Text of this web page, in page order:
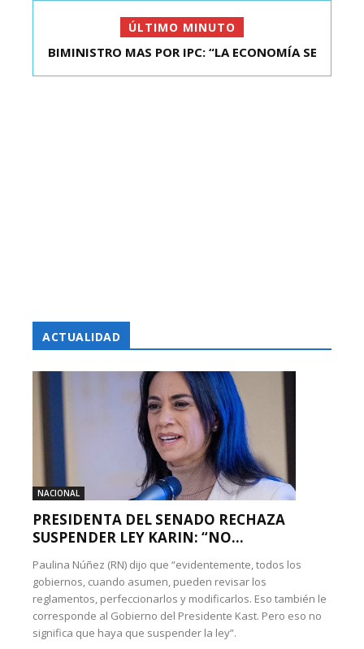
ÚLTIMO MINUTO
KAST SE REUNIÓ CON EL PRESIDENTE ELECTO DE
BIMINISTRO MAS POR IPC: “LA ECONOMÍA SE
ACTUALIDAD
NACIONAL
PRESIDENTA DEL SENADO RECHAZA
SUSPENDER LEY KARIN: “NO...
Paulina Núñez (RN) dijo que “evidentemente, todos los
gobiernos, cuando asumen, pueden revisar los
reglamentos, perfeccionarlos y modificarlos. Eso también le
corresponde al Gobierno del Presidente Kast. Pero eso no
significa que haya que suspender la ley”.